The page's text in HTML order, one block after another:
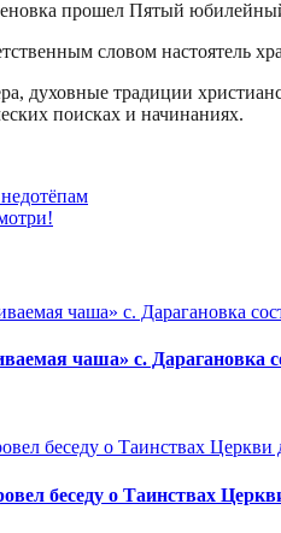
прошел Пятый
словом настоятель
духовные традиции
поисках и начинаниях.
чаша» с. Дарагановка
беседу о Таинствах